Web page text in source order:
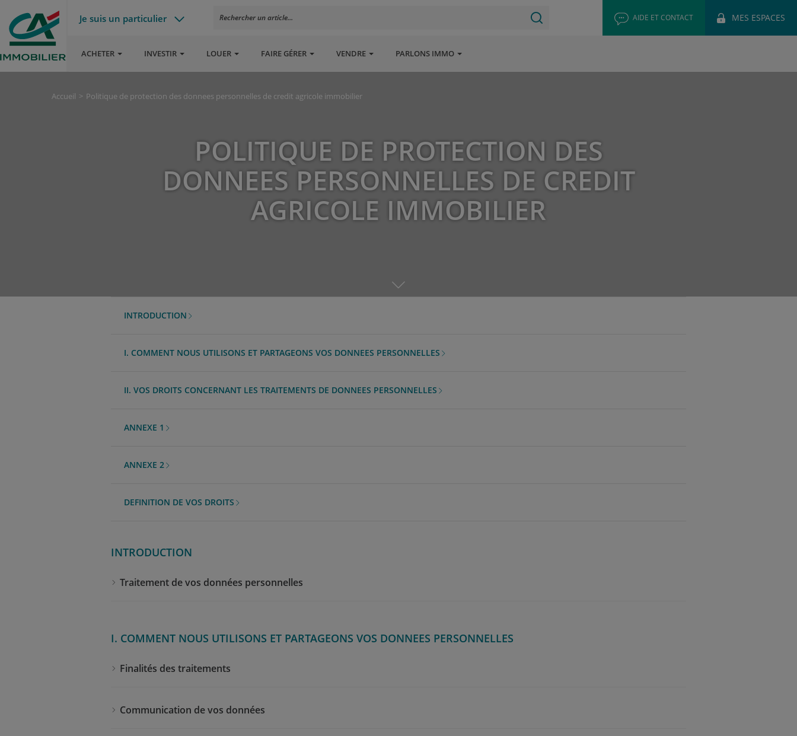
Je suis un particulier Rechercher un article... AIDE ET CONTACT MES ESPACES
ACHETER INVESTIR LOUER FAIRE GÉRER VENDRE PARLONS IMMO
Accueil Politique de protection des donnees personnelles de credit agricole immobilier
POLITIQUE DE PROTECTION DES
DONNEES PERSONNELLES DE CREDIT
AGRICOLE IMMOBILIER
INTRODUCTION
I. COMMENT NOUS UTILISONS ET PARTAGEONS VOS DONNEES PERSONNELLES
II. VOS DROITS CONCERNANT LES TRAITEMENTS DE DONNEES PERSONNELLES
ANNEXE 1
ANNEXE 2
DEFINITION DE VOS DROITS
INTRODUCTION
Traitement de vos données personnelles
I. COMMENT NOUS UTILISONS ET PARTAGEONS VOS DONNEES PERSONNELLES
Finalités des traitements
Communication de vos données